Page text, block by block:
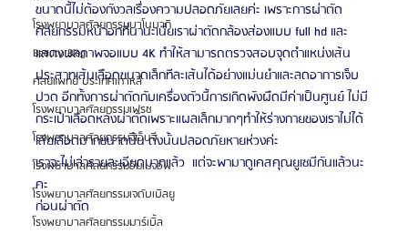
โรงพยาบาลศัลยกรรมบาโนบากิ
Beauty Blog
ศัลยแพทย์ ประเทศเกาหลี
โรงพยาบาลศัลยกรรมเฟรช
โรงพยาบาลศัลยกรรมจีเอ็นจี
โรงพยาบาลศัลยกรรมอิมเมจอัพ
โรงพยาบาลศัลยกรรมเจดับเบิลยู
โรงพยาบาลศัลยกรรมมาร์เบิ้ล
ขนาดนี้ไม่ต้องกังวลเรื่องความปลอดภัยเลยค่ะ เพราะการผ่าตัด
ศัลยกรรมหน้าอกที่นานะเนี่ยเราผ่าตัดกล้องส่องแบบ full hd และ
แสดงผลภาพจอแบบ 4K ทำให้สามารถตรวจสอบจุดตำแหน่งเส้น
ประสาทเส้นเลือดขนาดเล็กทีละเส้นได้อย่างแม่นยำและลดอาการเจ็บ
ปวด อีกทั้งการผ่าตัดกับเครื่องตัวนี้การเกิดพังผืดมีค่าเป็นศูนย์ ไม่มี
กระเป๋าเลือดหลังผ่าตัดเพราะแผลเล็กมากๆทำให้ร่างกายของเราไม่ได้
เสียเลือดมากขนาดนั้น ดังนั้นปลอดภัยหายห่วงค่ะ
เราจะไม่เล่ารายละเอียดมากแล้ว  แต่จะพามาดูเคสคุณยูเซมีกันแล้วนะ
คะ
ก่อนผ่าตัด